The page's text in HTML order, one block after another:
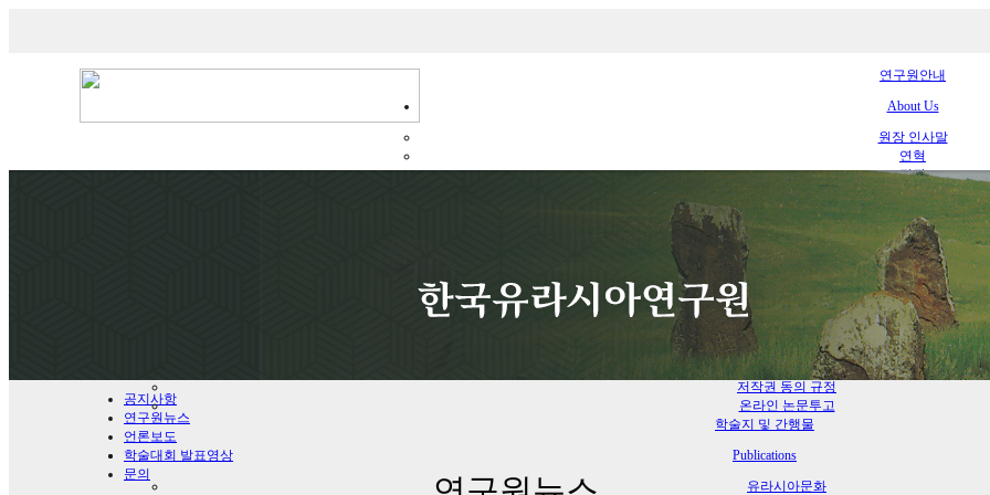
연구원안내
About Us
원장 인사말
연혁
정관
조직도
임원소개
논문투고
Paper Submission
투고규정
원고작성방법
심사규정
편집위원회 규정
연구윤리 규정
저작권 동의 규정
온라인 논문투고
학술지 및 간행물
Publications
유라시아문화
공지사항
연구원뉴스
언론보도
학술대회 발표영상
문의